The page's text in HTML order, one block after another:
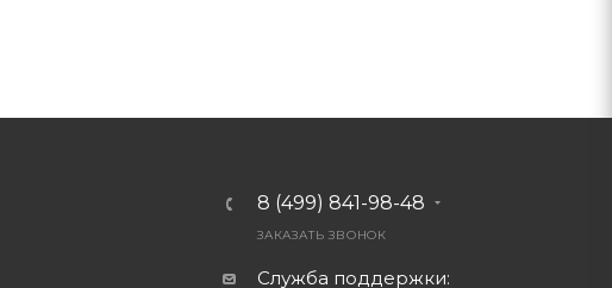
8 (499) 841-98-48
ЗАКАЗАТЬ ЗВОНОК
Служба поддержки: